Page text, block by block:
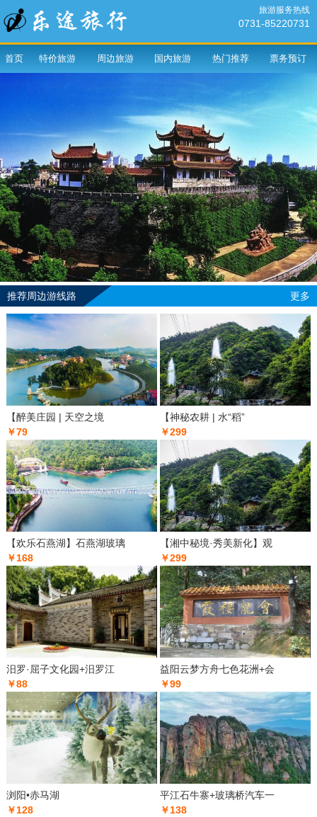
旅游服务热线
0731-85220731
首页 特价旅游 周边旅游 国内旅游 热门推荐 票务预订
推荐周边游线路 更多
【醉美庄园 | 天空之境
￥79
【神秘农耕 | 水“稻”
￥299
【欢乐石燕湖】石燕湖玻璃
￥168
【湘中秘境·秀美新化】观
￥299
汨罗·屈子文化园+汨罗江
￥88
益阳云梦方舟七色花洲+会
￥99
浏阳•赤马湖
￥128
平江石牛寨+玻璃桥汽车一
￥138